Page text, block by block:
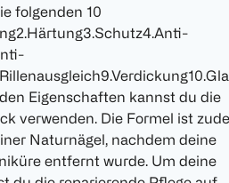
folgenden 10
Eigenschaften kannst du die
verwenden. Die Formel ist
Naturnägel, nachdem deine
entfernt wurde. Um deine